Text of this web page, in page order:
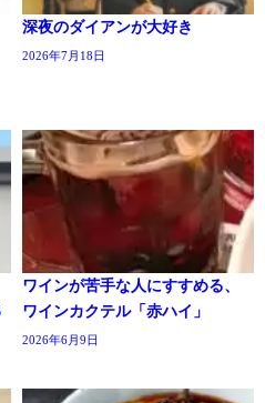
深夜のダイアンが大好き
2026年7月18日
ワインが苦手な人にすすめる、
ワインカクテル「赤ハイ」
2026年6月9日